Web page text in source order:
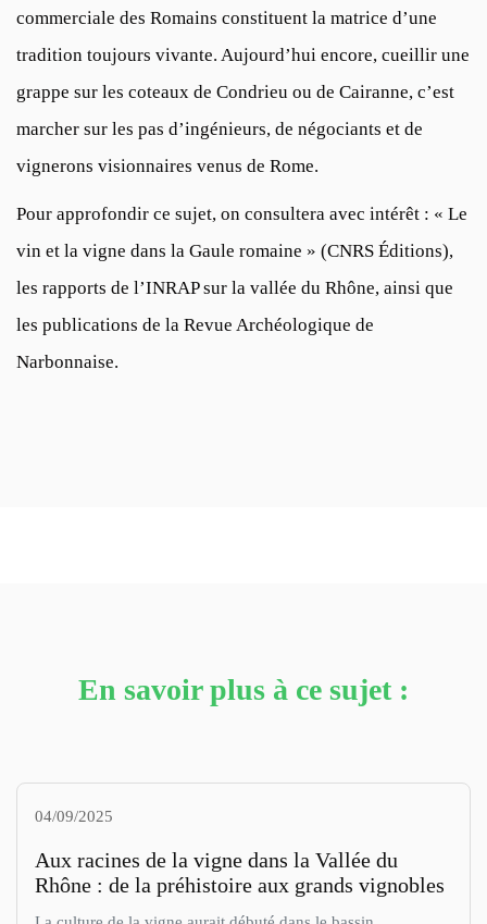
commerciale des Romains constituent la matrice d’une
tradition toujours vivante. Aujourd’hui encore, cueillir une
grappe sur les coteaux de Condrieu ou de Cairanne, c’est
marcher sur les pas d’ingénieurs, de négociants et de
vignerons visionnaires venus de Rome.
Pour approfondir ce sujet, on consultera avec intérêt : « Le
vin et la vigne dans la Gaule romaine » (CNRS Éditions),
les rapports de l’INRAP sur la vallée du Rhône, ainsi que
les publications de la Revue Archéologique de
Narbonnaise.
En savoir plus à ce sujet :
04/09/2025
Aux racines de la vigne dans la Vallée du
Rhône : de la préhistoire aux grands vignobles